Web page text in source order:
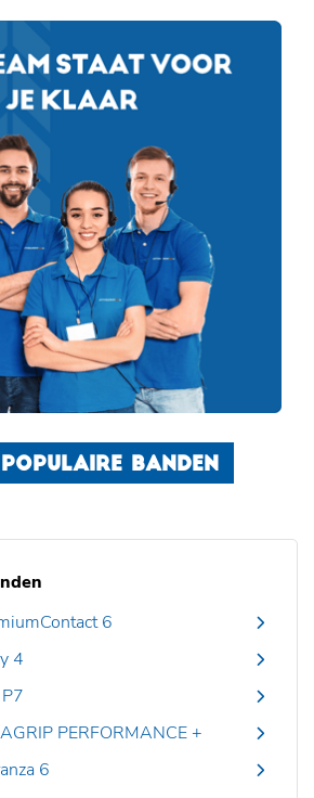
BANDEN
6
4
PERFORMANCE +
6